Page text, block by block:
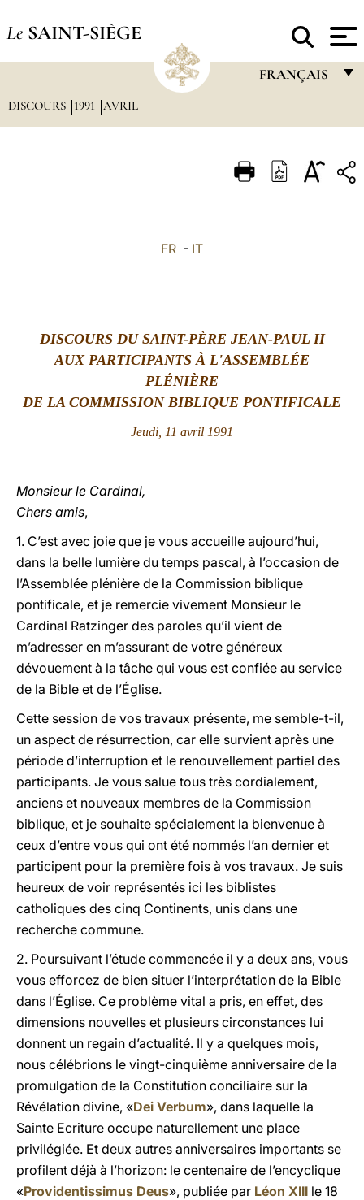
Le SAINT-SIÈGE
FRANÇAIS
ITALIANO
中文
DISCOURS 1991 AVRIL
FR - IT
DISCOURS DU SAINT-PÈRE JEAN-PAUL II
AUX PARTICIPANTS À L'ASSEMBLÉE
PLÉNIÈRE
DE LA COMMISSION BIBLIQUE PONTIFICALE
Jeudi, 11 avril 1991
Monsieur le Cardinal,
Chers amis,
1. C’est avec joie que je vous accueille aujourd’hui,
dans la belle lumière du temps pascal, à l’occasion de
l’Assemblée plénière de la Commission biblique
pontificale, et je remercie vivement Monsieur le
Cardinal Ratzinger des paroles qu’il vient de
m’adresser en m’assurant de votre généreux
dévouement à la tâche qui vous est confiée au service
de la Bible et de l’Église.
Cette session de vos travaux présente, me semble-t-il,
un aspect de résurrection, car elle survient après une
période d’interruption et le renouvellement partiel des
participants. Je vous salue tous très cordialement,
anciens et nouveaux membres de la Commission
biblique, et je souhaite spécialement la bienvenue à
ceux d’entre vous qui ont été nommés l’an dernier et
participent pour la première fois à vos travaux. Je suis
heureux de voir représentés ici les biblistes
catholiques des cinq Continents, unis dans une
recherche commune.
2. Poursuivant l’étude commencée il y a deux ans, vous
vous efforcez de bien situer l’interprétation de la Bible
dans l’Église. Ce problème vital a pris, en effet, des
dimensions nouvelles et plusieurs circonstances lui
donnent un regain d’actualité. Il y a quelques mois,
nous célébrions le vingt-cinquième anniversaire de la
promulgation de la Constitution conciliaire sur la
Révélation divine, «Dei Verbum», dans laquelle la
Sainte Ecriture occupe naturellement une place
privilégiée. Et deux autres anniversaires importants se
profilent déjà à l’horizon: le centenaire de l’encyclique
«Providentissimus Deus», publiée par Léon XIII le 18